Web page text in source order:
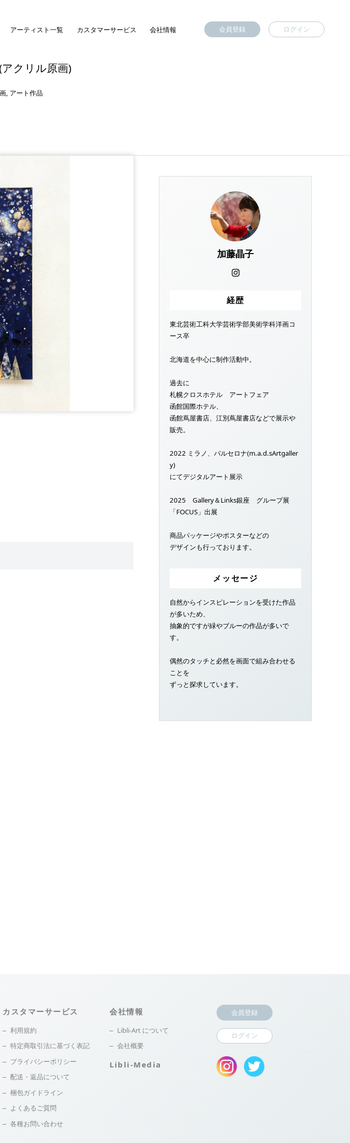
アーティスト一覧 カスタマーサービス 会社情報 会員登録 ログイン
クリル原画)
, アート作品
加藤晶子
経歴
東北芸術工科大学芸術学部美術学科洋画コ
ース卒
北海道を中心に制作活動中。
過去に
札幌クロスホテル アートフェア
函館国際ホテル、
函館蔦屋書店、江別蔦屋書店などで展示や
販売。
2022 ミラノ、バルセロナ(m.a.d.sArtgaller
y)
にてデジタルアート展示
2025 Gallery＆Links銀座 グループ展
「FOCUS」出展
商品パッケージやポスターなどの
デザインも行っております。
メッセージ
自然からインスピレーションを受けた作品
が多いため、
抽象的ですが緑やブルーの作品が多いで
す。
偶然のタッチと必然を画面で組み合わせる
ことを
ずっと探求しています。
カスタマーサービス
利用規約
特定商取引法に基づく表記
プライバシーポリシー
配送・返品について
梱包ガイドライン
よくあるご質問
各種お問い合わせ
会社情報
Libli-Art について
会社概要
Libli-Media
会員登録
ログイン